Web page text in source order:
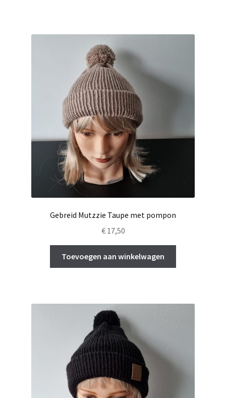
Gebreid Mutzzie Taupe met pompon
€17,50
Toevoegen aan winkelwagen